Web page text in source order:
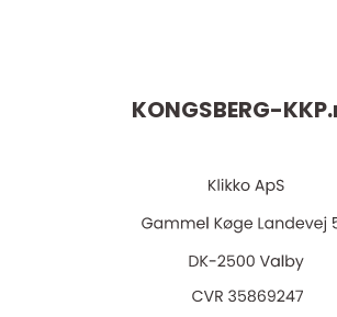
KONGSBERG-KKP.